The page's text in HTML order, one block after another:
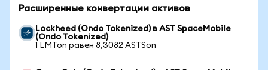
Расширенные конвертации активов
Lockheed (Ondo Tokenized) в AST SpaceMobile
(Ondo Tokenized)
1 LMTon равен 8,3082 ASTSon